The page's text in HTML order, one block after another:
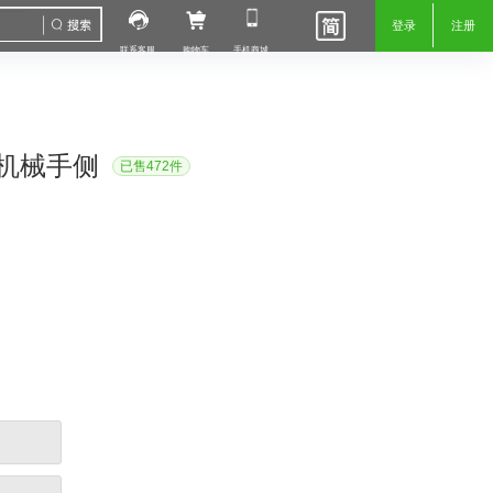
联系客服 购物车 手机商城
登录 注册
械手侧 已售472件